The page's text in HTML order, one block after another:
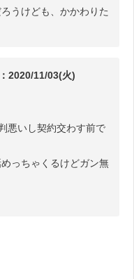
うけども、かかわりた
2020/11/03(火)
悪いし契約交わす前で
っちゃくるけどガン無